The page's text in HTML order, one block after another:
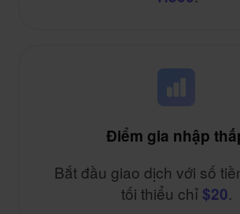
Điểm gia nhập
Bắt đầu giao dịch với số
tối thiểu chỉ $20.